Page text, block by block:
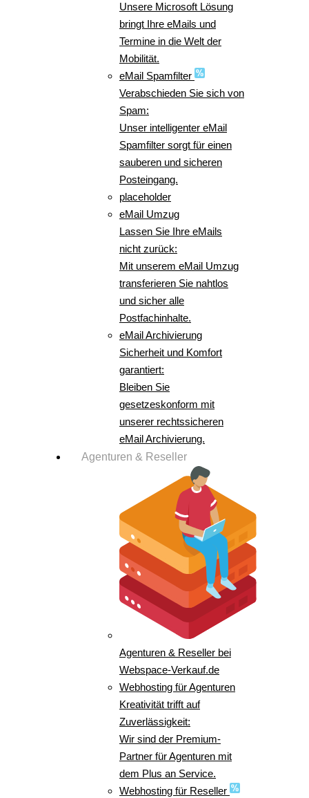
Unsere Microsoft Lösung
bringt Ihre eMails und
Termine in die Welt der
Mobilität.
eMail Spamfilter
Verabschieden Sie sich von
Spam:
Unser intelligenter eMail
Spamfilter sorgt für einen
sauberen und sicheren
Posteingang.
placeholder
eMail Umzug
Lassen Sie Ihre eMails
nicht zurück:
Mit unserem eMail Umzug
transferieren Sie nahtlos
und sicher alle
Postfachinhalte.
eMail Archivierung
Sicherheit und Komfort
garantiert:
Bleiben Sie
gesetzeskonform mit
unserer rechtssicheren
eMail Archivierung.
Agenturen & Reseller
Agenturen & Reseller bei
Webspace-Verkauf.de
Webhosting für Agenturen
Kreativität trifft auf
Zuverlässigkeit:
Wir sind der Premium-
Partner für Agenturen mit
dem Plus an Service.
Webhosting für Reseller